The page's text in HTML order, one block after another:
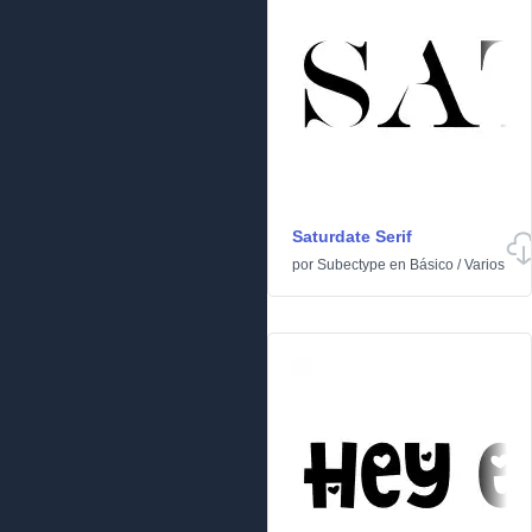
Saturdate Serif
por Subectype en Básico /Varios